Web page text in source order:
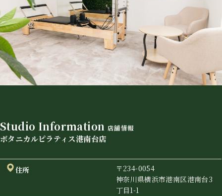
Studio Information 店舗情報
ボタニカルピラティス港南台店
住所
〒234-0054
神奈川県横浜市港南区港南台3
丁目1-1